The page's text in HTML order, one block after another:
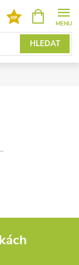
HLEDAT
NÁKUPNÍ
KOŠÍK